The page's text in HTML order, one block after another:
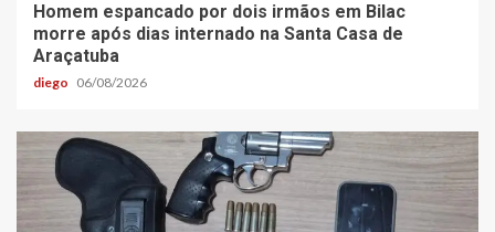
Homem espancado por dois irmãos em Bilac
morre após dias internado na Santa Casa de
Araçatuba
diego 06/08/2026